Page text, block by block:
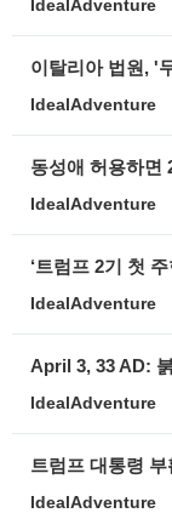
IdealAdventure
이탈리아 법원, '
IdealAdventure
동성애 허용하면
IdealAdventure
‘트럼프 2기 첫
IdealAdventure
April 3, 33 AD:
IdealAdventure
트럼프 대통령
IdealAdventure